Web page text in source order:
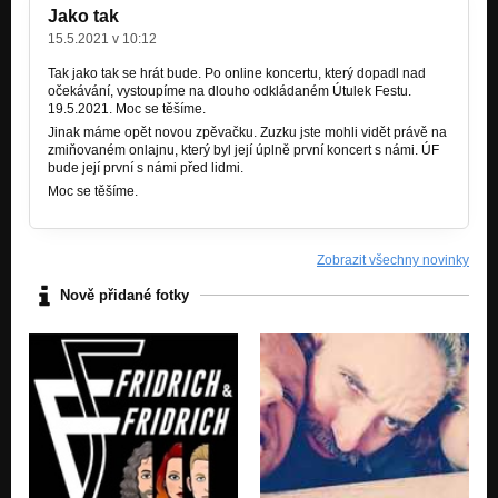
Popleta
Hvězdička
Žádný velký sr...
Fotoreportér - bonus
Žádný velký sr...
Jako tak
15.5.2021 v 10:12
Tak jako tak se hrát bude. Po online koncertu, který dopadl nad
očekávání, vystoupíme na dlouho odkládaném Útulek Festu.
19.5.2021. Moc se těšíme.
Jinak máme opět novou zpěvačku. Zuzku jste mohli vidět právě na
zmiňovaném onlajnu, který byl její úplně první koncert s námi. ÚF
bude její první s námi před lidmi.
Moc se těšíme.
Zobrazit všechny novinky
Nově přidané fotky